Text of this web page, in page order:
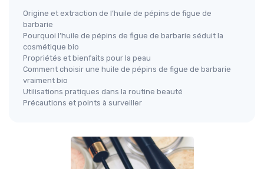
Origine et extraction de l’huile de pépins de figue de
barbarie
Pourquoi l’huile de pépins de figue de barbarie séduit la
cosmétique bio
Propriétés et bienfaits pour la peau
Comment choisir une huile de pépins de figue de barbarie
vraiment bio
Utilisations pratiques dans la routine beauté
Précautions et points à surveiller